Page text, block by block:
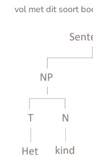
vol met dit soort